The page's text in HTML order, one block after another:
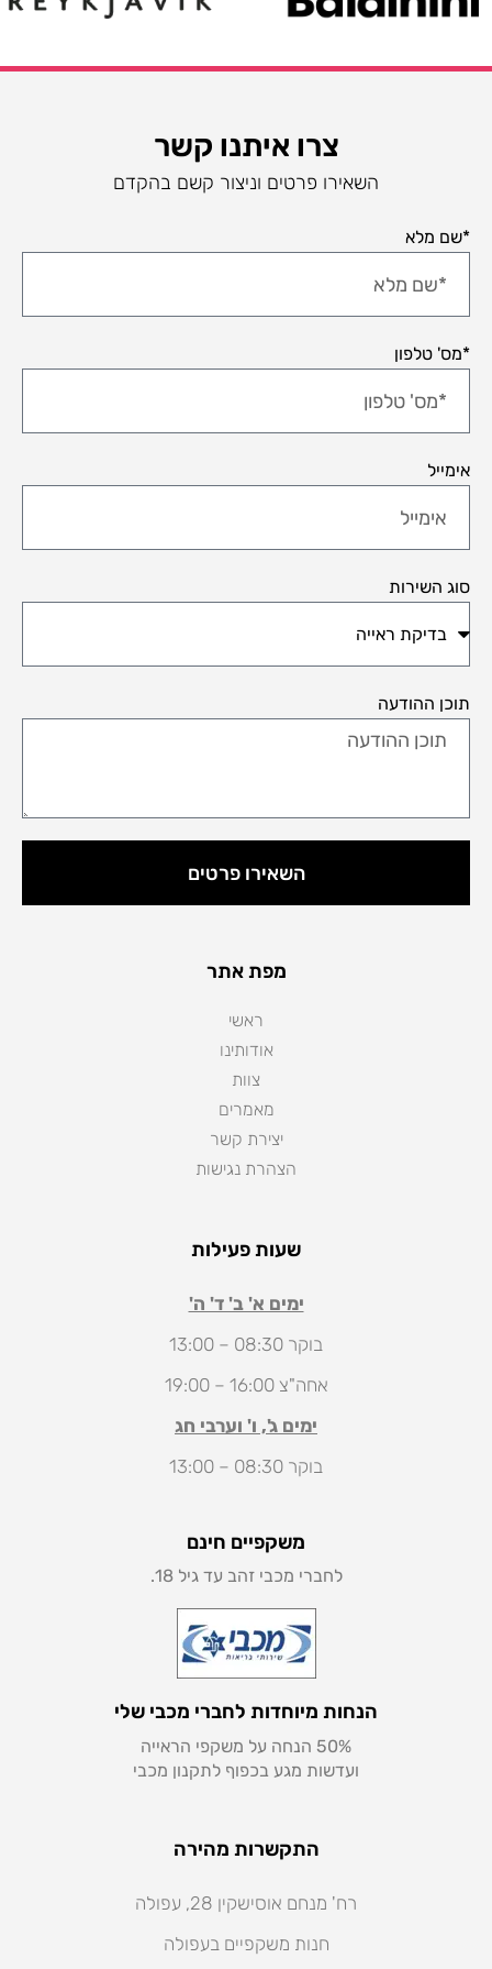
צרו איתנו קשר
השאירו פרטים וניצור קשם בהקדם
*שם מלא
*מס' טלפון
אימייל
סוג השירות
תוכן ההודעה
השאירו פרטים
מפת אתר
ראשי
אודותינו
צוות
מאמרים
יצירת קשר
הצהרת נגישות
שעות פעילות
ימים א' ב' ד' ה'
בוקר 08:30 – 13:00
אחה"צ 16:00 – 19:00
ימים ג', ו' וערבי חג
בוקר 08:30 – 13:00
משקפיים חינם
לחברי מכבי זהב עד גיל 18.
הנחות מיוחדות לחברי מכבי שלי
50% הנחה על משקפי הראייה
ועדשות מגע בכפוף לתקנון מכבי
התקשרות מהירה
רח' מנחם אוסישקין 28, עפולה
חנות משקפיים בעפולה